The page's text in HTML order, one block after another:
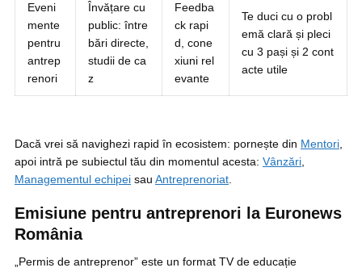
Eveni
mente
pentru
antrep
renori
Învățare cu
public: între
bări directe,
studii de ca
z
Feedba
ck rapi
d, cone
xiuni rel
evante
Te duci cu o probl
emă clară și pleci
cu 3 pași și 2 cont
acte utile
Dacă vrei să navighezi rapid în ecosistem: pornește din Mentori,
apoi intră pe subiectul tău din momentul acesta: Vânzări,
Managementul echipei sau Antreprenoriat.
Emisiune pentru antreprenori la Euronews
România
„Permis de antreprenor” este un format TV de educație